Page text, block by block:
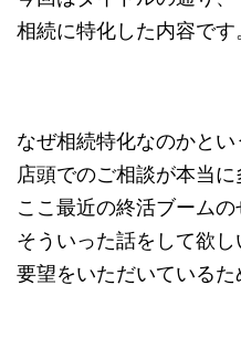
相続に特化した内容です
なぜ相続特化なのかとい
店頭でのご相談が本当に
ここ最近の終活ブームの
そういった話をして欲し
要望をいただいているた